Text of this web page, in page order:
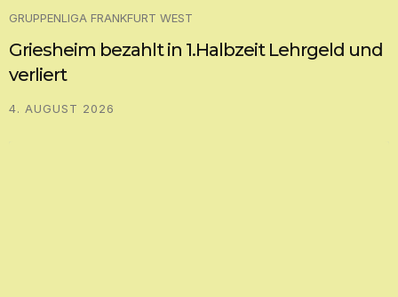
GRUPPENLIGA FRANKFURT WEST
Griesheim bezahlt in 1.Halbzeit Lehrgeld und
verliert
4. AUGUST 2026